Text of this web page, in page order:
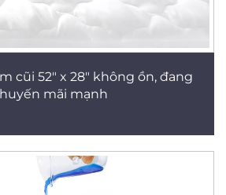
cũi 52" x 28" không ồn, đang
mãi mạnh